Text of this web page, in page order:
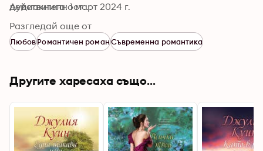
действителност…
A когато на повърхността започват да изплуват
тайни от миналото му, историята се заплита все
Ненадейно в живота на Дан се появява и
ще се окаже ключ към разгадаването на част от
мистерията.
Как обаче ще завърши всичко?
Аудиокнига: 1 март 2024 г.
Разгледай още от
ЛюбовРомантичен романСъвременна романтика
Другите харесаха също...